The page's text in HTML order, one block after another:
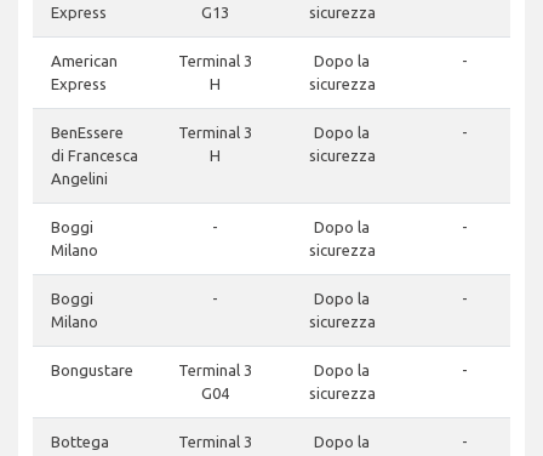
Express
G13
sicurezza
American
Express
Terminal 3
H
Dopo la
sicurezza
-
BenEssere
di Francesca
Angelini
Terminal 3
H
Dopo la
sicurezza
-
Boggi
Milano
-
Dopo la
sicurezza
-
Boggi
Milano
-
Dopo la
sicurezza
-
Bongustare
Terminal 3
G04
Dopo la
sicurezza
-
Bottega
Terminal 3
Dopo la
-